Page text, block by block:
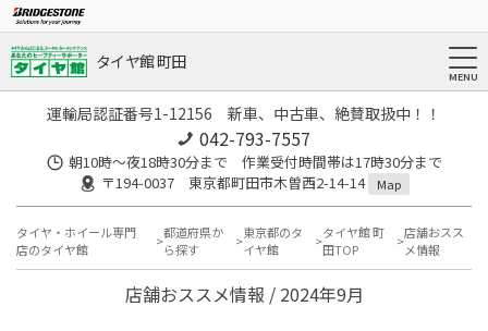
タイヤ館 町田
運輸局認証番号1-12156 新車、中古車、絶賛取扱中！！
042-793-7557
朝10時～夜18時30分まで 作業受付時間帯は17時30分まで
〒194-0037 東京都町田市木曽西2-14-14
Map
タイヤ・ホイール専門
店のタイヤ館
都道府県か
ら探す
東京都のタ
イヤ館
タイヤ館 町
田TOP
店舗おスス
メ情報
店舗おススメ情報 / 2024年9月